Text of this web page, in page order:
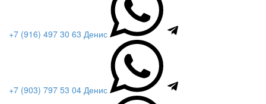
+7 (916) 497 30 63 Денис
+7 (903) 797 53 04 Денис